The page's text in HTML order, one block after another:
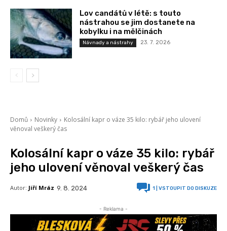
Lov candátů v létě: s touto
nástrahou se jim dostanete na
kobylku i na mělčinách
Návnady a nástrahy 23. 7. 2026